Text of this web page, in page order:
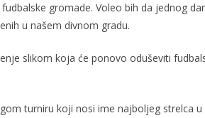
gromade. Voleo bih da jednog
u našem divnom gradu.
slikom koja će ponovo oduševiti
turniru koji nosi ime najboljeg strelca